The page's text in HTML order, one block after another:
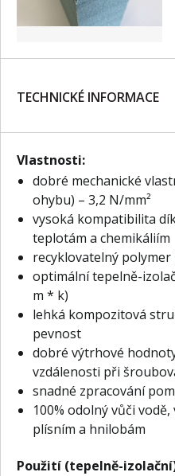
TECHNICKÉ INFORMACE
Vlastnosti:
dobré mechanické
ohybu) – 3,2 N/mm²
vysoká kompatibilita
teplotám a chemikáliím
recyklovatelný
optimální tepelně-
m * k)
lehká kompozitová
pevnost
dobré výtrhové
vzdálenosti při
snadné zpracování
100% odolný vůči
plísním a hnilobám
Použití (tepelně-